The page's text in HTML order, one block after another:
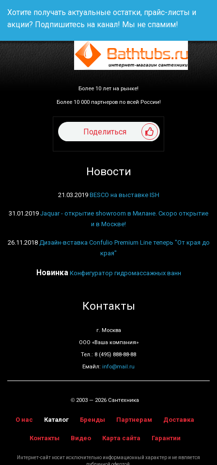
Хотите получать актуальные остатки, прайс-листы и
акции? Подпишитесь на канал! Мы не спамим!
Более 10 лет на рынке!
Более 10 000 партнеров по всей России!
Поделиться
Новости
21.03.2019 BESCO на выставке ISH
31.01.2019 Jaquar - открытие showroom в Милане. Скоро открытие
и в Москве!
26.11.2018 Дизайн-вставка Confulio Premium Line теперь "От края до
края"
Новинка Конфигуратор гидромассажных ванн
Контакты
г. Москва
ООО «Ваша компания»
Тел.: 8 (495) 888-88-88
Емайл: info@mail.ru
© 2003 — 2026 Сантехника
О нас Каталог Бренды Партнерам Доставка
Контакты Видео Карта сайта Гарантии
Интернет-сайт носит исключительно информационный характер и не является